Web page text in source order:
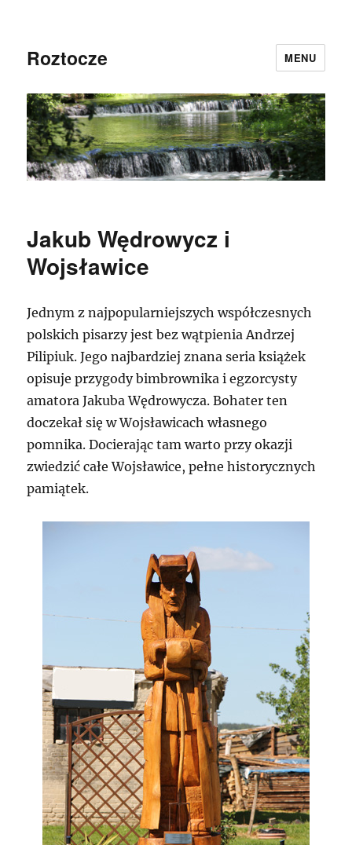
Roztocze MENU
Jakub Wędrowycz i
Wojsławice
Jednym z najpopularniejszych współczesnych
polskich pisarzy jest bez wątpienia Andrzej
Pilipiuk. Jego najbardziej znana seria książek
opisuje przygody bimbrownika i egzorcysty
amatora Jakuba Wędrowycza. Bohater ten
doczekał się w Wojsławicach własnego
pomnika. Docierając tam warto przy okazji
zwiedzić całe Wojsławice, pełne historycznych
pamiątek.